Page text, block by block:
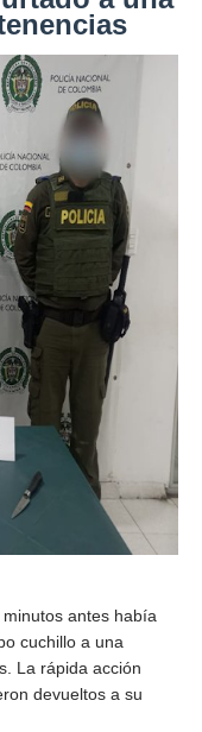
antes había
cuchillo a una
La rápida acción
devueltos a su